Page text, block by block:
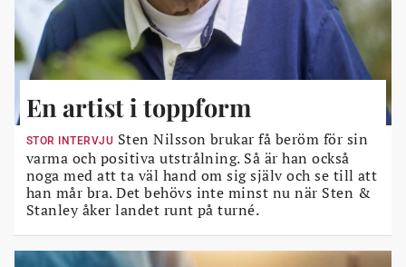
En artist i toppform
STOR INTERVJU Sten Nilsson brukar få beröm för sin
varma och positiva utstrålning. Så är han också
noga med att ta väl hand om sig själv och se till att
han mår bra. Det behövs inte minst nu när Sten &
Stanley åker landet runt på turné.